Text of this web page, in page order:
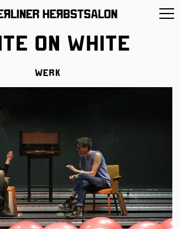
HeЯbstsalon
on White
Werk